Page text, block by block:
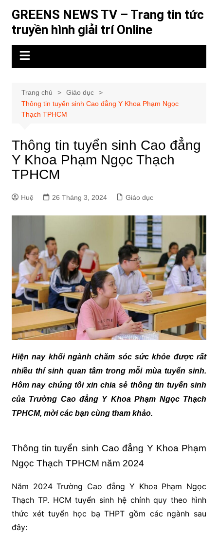
đến
phần
GREENS NEWS TV – Trang tin tức
truyền hình giải trí Online
Trang chủ
Giáo dục
Thông tin tuyển sinh Cao đẳng Y Khoa Phạm Ngọc
Thạch TPHCM
Thông tin tuyển sinh Cao đẳng
Y Khoa Phạm Ngọc Thạch
TPHCM
Huệ 26 Tháng 3, 2024 Giáo dục
Hiện nay khối ngành chăm sóc sức khỏe được rất
nhiều thí sinh quan tâm trong mỗi mùa tuyển sinh.
Hôm nay chúng tôi xin chia sẻ thông tin tuyển sinh
của Trường Cao đẳng Y Khoa Phạm Ngọc Thạch
TPHCM, mời các bạn cùng tham khảo.
Thông tin tuyển sinh Cao đẳng Y Khoa Phạm
Ngọc Thạch TPHCM năm 2024
Năm 2024 Trường Cao đẳng Y Khoa Phạm Ngọc
Thạch TP. HCM tuyển sinh hệ chính quy theo hình
thức xét tuyển học bạ THPT gồm các ngành sau
đây: